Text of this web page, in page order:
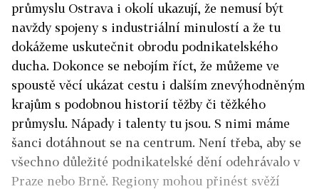
průmyslu Ostrava i okolí ukazují, že nemusí být
navždy spojeny s industriální minulostí a že tu
dokážeme uskutečnit obrodu podnikatelského
ducha. Dokonce se nebojím říct, že můžeme ve
spoustě věcí ukázat cestu i dalším znevýhodněným
krajům s podobnou historií těžby či těžkého
průmyslu. Nápady i talenty tu jsou. S nimi máme
šanci dotáhnout se na centrum. Není třeba, aby se
všechno důležité podnikatelské dění odehrávalo v
Praze nebo Brně. Regiony mohou přinést svěží